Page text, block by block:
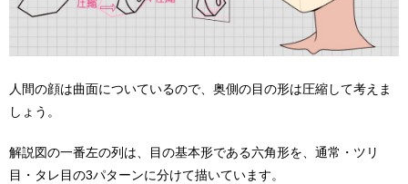
人間の顔は曲面についているので、奥側の目の形は圧縮して考えま
しょう。
解説図の一番左の列は、目の基本形である六角形を、通常・ツリ
目・タレ目の3パターンに分けて描いています。